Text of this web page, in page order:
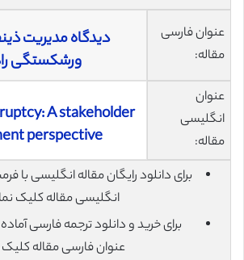
عنوان فارسی
مقاله:
دیدگاه مدیریت
ورشکستگی
عنوان
انگلیسی
مقاله:
A stakeholder
perspective
انگلیسی مقاله کلیک
برای خرید و دانلود ترجمه فارسی
عنوان فارسی مقاله